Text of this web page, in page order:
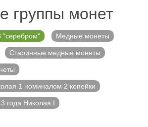
группы монет
"серебром" Медные монеты
Старинные медные монеты
1 номиналом 2 копейки
года Николая I